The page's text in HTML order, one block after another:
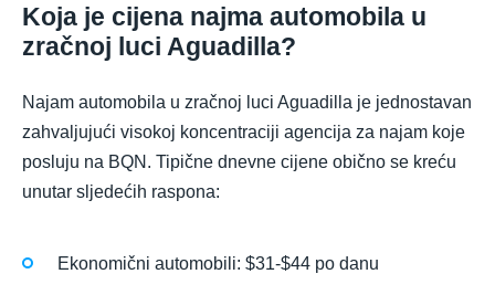
Koja je cijena najma automobila u
zračnoj luci Aguadilla?
Najam automobila u zračnoj luci Aguadilla je jednostavan
zahvaljujući visokoj koncentraciji agencija za najam koje
posluju na BQN. Tipične dnevne cijene obično se kreću
unutar sljedećih raspona:
Ekonomični automobili: $31-$44 po danu